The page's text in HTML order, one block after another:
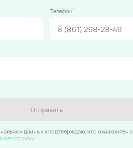
Телефон*
Отправить
данных и подтверждаю, что ознакомлен c